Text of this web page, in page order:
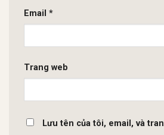
Email *
Trang web
Lưu tên của tôi, email, và